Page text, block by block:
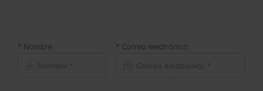
Nombre Correo electrónico